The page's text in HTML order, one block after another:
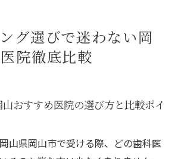
ワイトニング歯科医院の口コミ
ント
グ選びで迷わない岡
院徹底比較
おすすめ医院の選び方と比較ポイ
山県岡山市で受ける際、どの歯科医